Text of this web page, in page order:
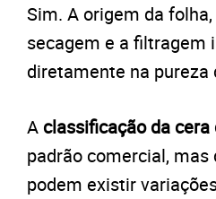
Sim. A origem da
secagem e a filtragem
diretamente na pureza
A classificação da cera
padrão comercial,
podem existir